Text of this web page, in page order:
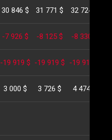
30 846 $ 31 771 $ 32 724 $
-7 926 $ -8 125 $ -8 330 $
-19 919 $ -19 919 $ -19 919 $
3 000 $ 3 726 $ 4 474 $